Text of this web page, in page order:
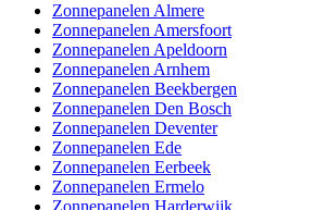
Zonnepanelen Almere
Zonnepanelen Amersfoort
Zonnepanelen Apeldoorn
Zonnepanelen Arnhem
Zonnepanelen Beekbergen
Zonnepanelen Den Bosch
Zonnepanelen Deventer
Zonnepanelen Ede
Zonnepanelen Eerbeek
Zonnepanelen Ermelo
Zonnepanelen Harderwijk